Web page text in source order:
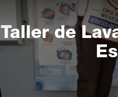
Taller de